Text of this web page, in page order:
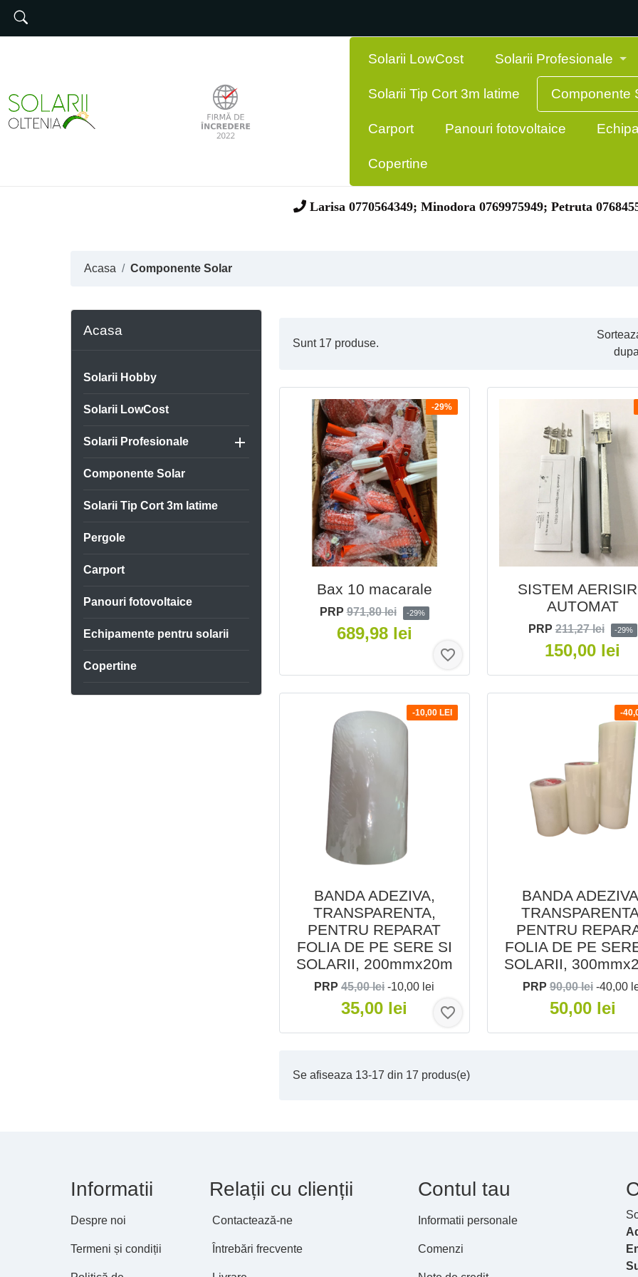
Solarii LowCost Solarii Profesionale
Solarii Tip Cort 3m latime Componente
Carport Panouri fotovoltaice
Copertine
Larisa 0770564349; Minodora 0769975949; Petruta
Acasa Componente Solar
Acasa
Solarii Hobby
Solarii LowCost
Solarii Profesionale 
Componente Solar
Solarii Tip Cort 3m latime
Pergole
Carport
Panouri fotovoltaice
Echipamente pentru solarii
Copertine
Sunt 17 produse.
-29%
Bax 10 macarale
PRP 971,80 lei -29%
689,98 lei
favorite_border
SISTEM
AUTOMAT
PRP 211,27 lei -29%
150,00 lei
-10,00 LEI
BANDA ADEZIVA,
TRANSPARENTA,
PENTRU REPARAT
FOLIA DE PE SERE SI
SOLARII, 200mmx20m
PRP 45,00 lei -10,00 lei
35,00 lei favorite_border
-
BANDA
PENTRU
FOLIA DE PE
SOLARII,
PRP 90,00 lei -40,00
50,00 lei
Se afiseaza 13-17 din 17 produs(e)
Informatii
Despre noi
Termeni și condiții
Relații cu clienții
Contactează-ne
Întrebări frecvente
Contul tau
Informatii personale
Comenzi
Solarii LowCost
Solarii Hobby
Panouri fotovoltaice
Copertine